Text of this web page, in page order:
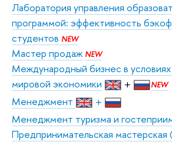
Лаборатория управления
программой: эффективность
студентов NEW
Мастер продаж NEW
Международный бизнес в
мировой экономики
+ NEW
Менеджмент
+
Менеджмент туризма и
Предпринимательская